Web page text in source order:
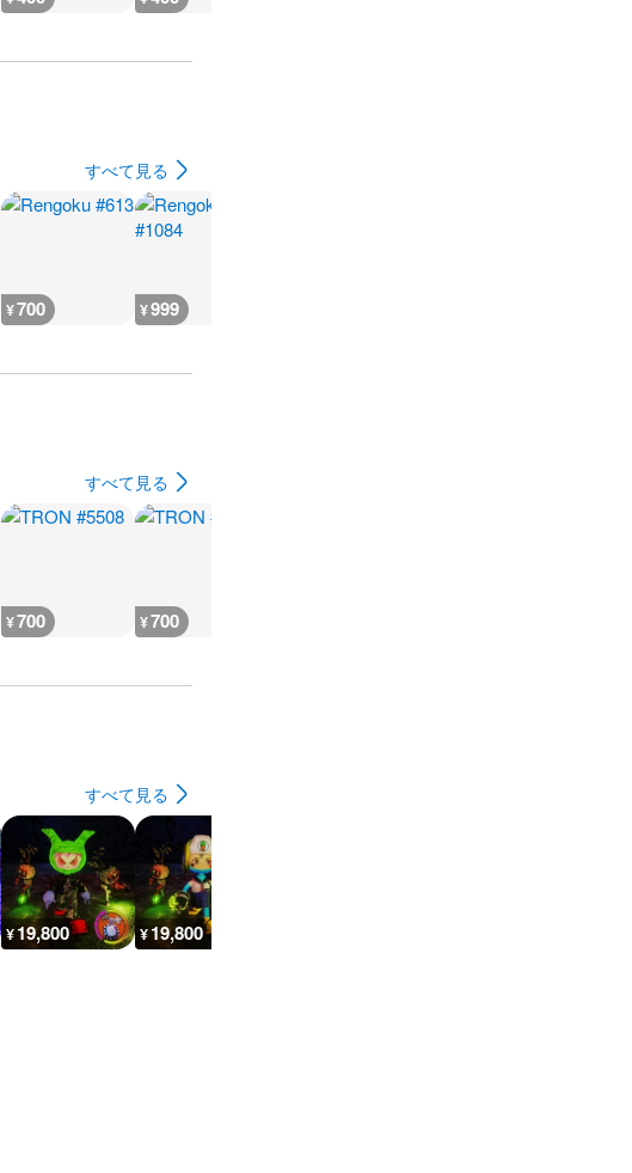
すべて見る
¥700 ¥999
すべて見る
¥700 ¥700
すべて見る
¥19,800 ¥19,800